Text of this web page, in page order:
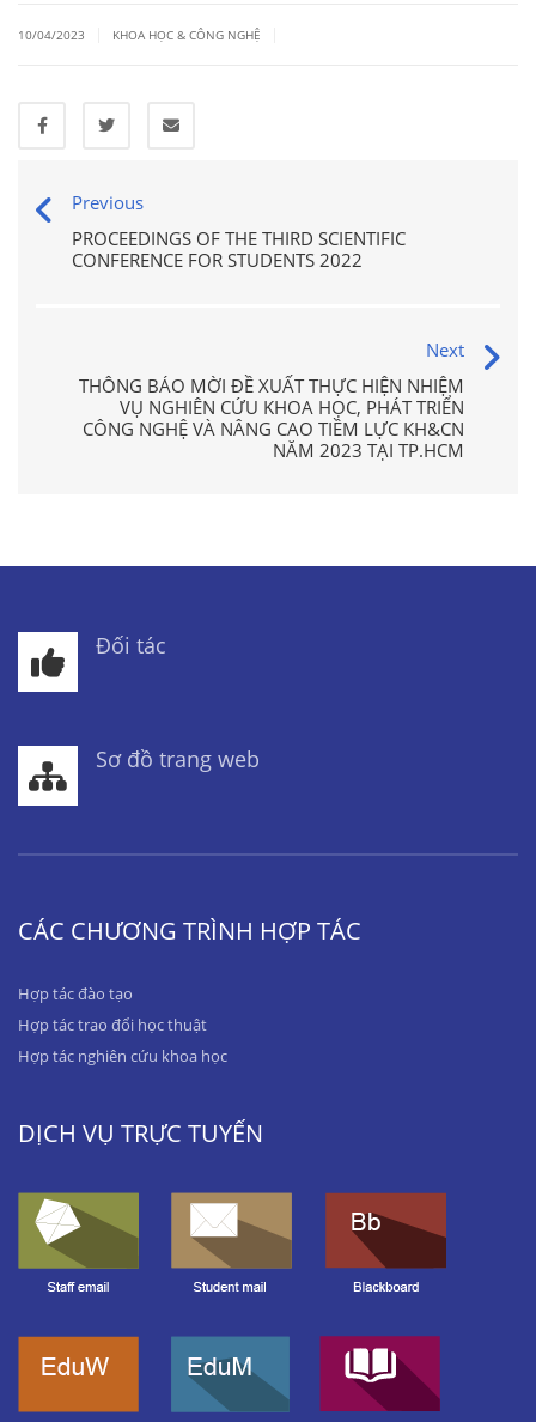
10/04/2023 KHOA HỌC & CÔNG NGHỆ
Previous
PROCEEDINGS OF THE THIRD SCIENTIFIC
CONFERENCE FOR STUDENTS 2022
Next
THÔNG BÁO MỜI ĐỀ XUẤT THỰC HIỆN NHIỆM
VỤ NGHIÊN CỨU KHOA HỌC, PHÁT TRIỂN
CÔNG NGHỆ VÀ NÂNG CAO TIỀM LỰC KH&CN
NĂM 2023 TẠI TP.HCM
Đối tác
Sơ đồ trang web
CÁC CHƯƠNG TRÌNH HỢP TÁC
Hợp tác đào tạo
Hợp tác trao đổi học thuật
Hợp tác nghiên cứu khoa học
DỊCH VỤ TRỰC TUYẾN